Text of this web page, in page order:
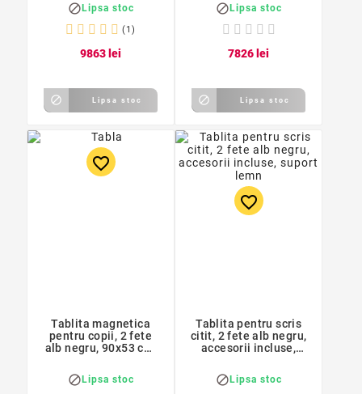
Lipsa stoc
(1)
9863 lei
 Lipsa stoc
Lipsa stoc
7826 lei
 Lipsa stoc
favorite_border
Tablita magnetica
pentru copii, 2 fete
alb negru, 90x53 cm,
Lipsa stoc
favorite_border
Tablita pentru scris
citit, 2 fete alb negru,
accesorii incluse,
Lipsa stoc